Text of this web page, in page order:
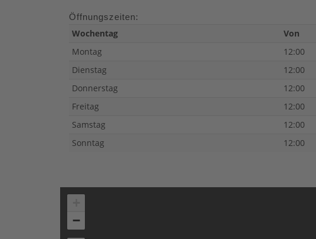
Öffnungszeiten:
Wochentag Von
Montag
12:00
Dienstag
12:00
Donnerstag
12:00
Freitag
12:00
Samstag
12:00
Sonntag
12:00
−